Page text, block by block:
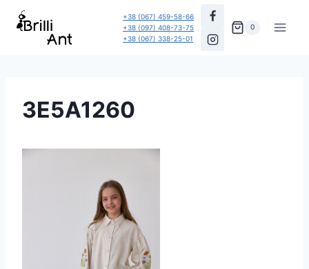
Перейти
+38 (067) 459-58-66
+38 (097) 408-73-75
+38 (067) 338-25-01
0
3E5A1260